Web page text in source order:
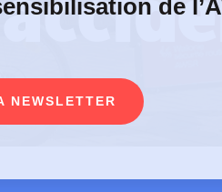
de
NEWSLETTER